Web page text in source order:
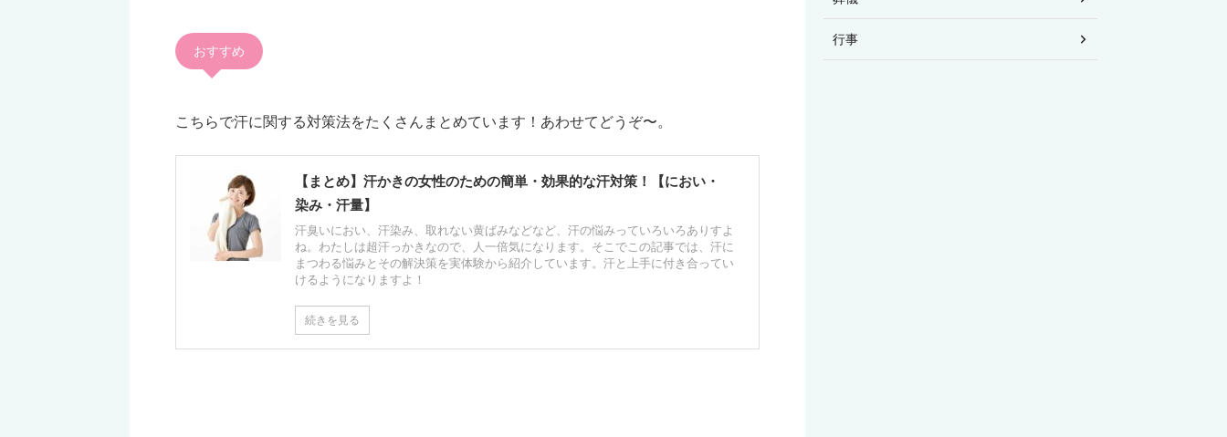
おすすめ
こちらで汗に関する対策法をたくさんまとめています！あわせてどうぞ〜。
【まとめ】汗かきの女性のための簡単・効果的な汗対策！【におい・
染み・汗量】
汗臭いにおい、汗染み、取れない黄ばみなどなど、汗の悩みっていろいろありすよ
ね。わたしは超汗っかきなので、人一倍気になります。そこでこの記事では、汗に
まつわる悩みとその解決策を実体験から紹介しています。汗と上手に付き合ってい
けるようになりますよ！
続きを見る
行事